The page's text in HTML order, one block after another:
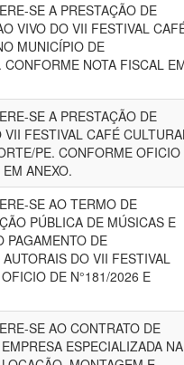
SE A PRESTAÇÃO DE
VIVO DO VII FESTIVAL
MUNICÍPIO DE
NOTA FISCAL
SE A PRESTAÇÃO DE
FESTIVAL CAFÉ
PE. CONFORME OFICIO
ANEXO.
SE AO TERMO DE
PÚBLICA DE MÚSICAS E
PAGAMENTO DE
DO VII FESTIVAL
DE N°181/2026 E
SE AO CONTRATO DE
ESPECIALIZADA NA